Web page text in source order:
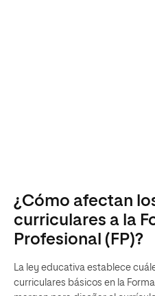
¿Cómo afectan
curriculares a la
Profesional (FP)?
La ley educativa establece
curriculares básicos en la